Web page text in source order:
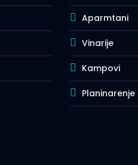
Aparmtani
Vinarije
Kampovi
Planinarenje